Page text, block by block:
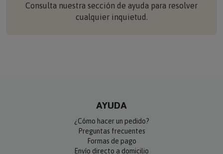
Consulta nuestra sección de ayuda para resolver
cualquier inquietud.
AYUDA
¿Cómo hacer un pedido?
Preguntas frecuentes
Formas de pago
Envío directo a domicilio